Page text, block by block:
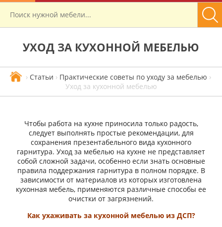
УХОД ЗА КУХОННОЙ МЕБЕЛЬЮ
› Статьи › Практические советы по уходу за мебелью ›
Уход за кухонной мебелью
Чтобы работа на кухне приносила только радость,
следует выполнять простые рекомендации, для
сохранения презентабельного вида кухонного
гарнитура. Уход за мебелью на кухне не представляет
собой сложной задачи, особенно если знать основные
правила поддержания гарнитура в полном порядке. В
зависимости от материалов из которых изготовлена
кухонная мебель, применяются различные способы ее
очистки от загрязнений.
Как ухаживать за кухонной мебелью из ДСП?